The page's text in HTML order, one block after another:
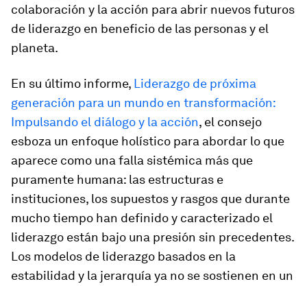
colaboración y la acción para abrir nuevos futuros
de liderazgo en beneficio de las personas y el
planeta.
En su último informe, Liderazgo de próxima
generación para un mundo en transformación:
Impulsando el diálogo y la acción, el consejo
esboza un enfoque holístico para abordar lo que
aparece como una falla sistémica más que
puramente humana: las estructuras e
instituciones, los supuestos y rasgos que durante
mucho tiempo han definido y caracterizado el
liderazgo están bajo una presión sin precedentes.
Los modelos de liderazgo basados en la
estabilidad y la jerarquía ya no se sostienen en un